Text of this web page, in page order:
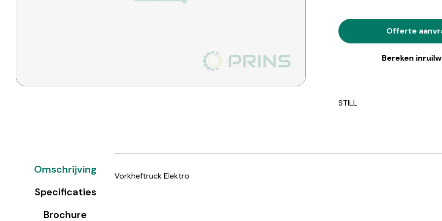
Offerte
Bereken
STILL
Omschrijving
Specificaties
Brochure
Vorkheftruck Elektro